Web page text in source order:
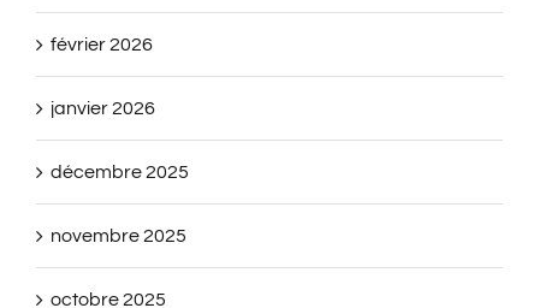
février 2026
janvier 2026
décembre 2025
novembre 2025
octobre 2025